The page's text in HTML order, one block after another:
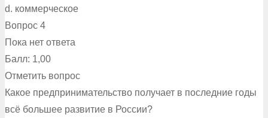
d. коммерческое
Вопрос 4
Пока нет ответа
Балл: 1,00
Отметить вопрос
Какое предпринимательство получает в последние годы
всё большее развитие в России?